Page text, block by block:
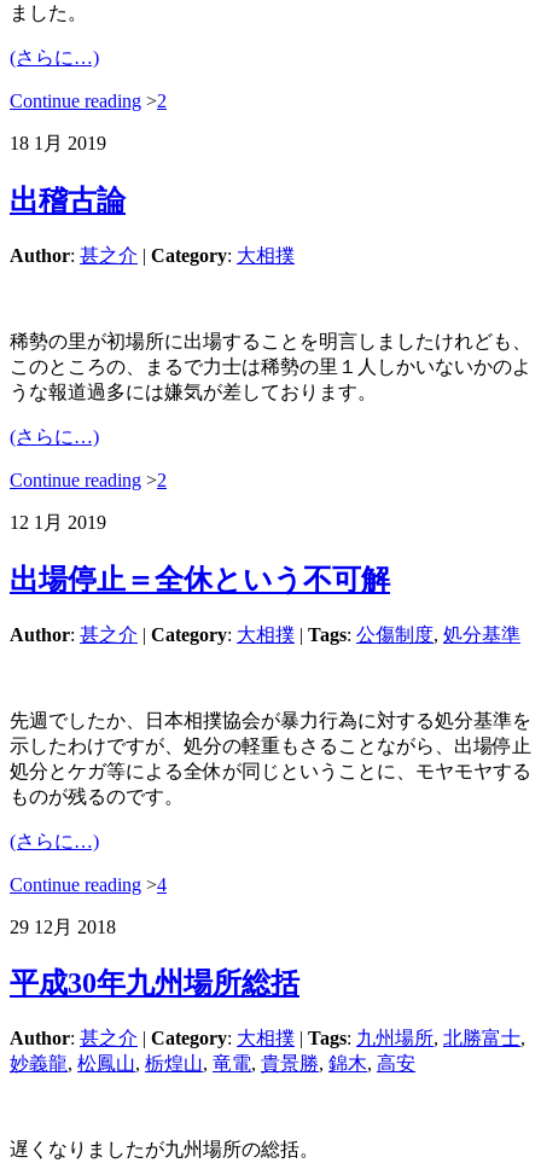
ました。
(さらに…)
Continue reading >2
18 1月 2019
出稽古論
Author: 甚之介 | Category: 大相撲
稀勢の里が初場所に出場することを明言しましたけれども、
このところの、まるで力士は稀勢の里１人しかいないかのよ
うな報道過多には嫌気が差しております。
(さらに…)
Continue reading >2
12 1月 2019
出場停止＝全休という不可解
Author: 甚之介 | Category: 大相撲 | Tags: 公傷制度, 処分基準
先週でしたか、日本相撲協会が暴力行為に対する処分基準を
示したわけですが、処分の軽重もさることながら、出場停止
処分とケガ等による全休が同じということに、モヤモヤする
ものが残るのです。
(さらに…)
Continue reading >4
29 12月 2018
平成30年九州場所総括
Author: 甚之介 | Category: 大相撲 | Tags: 九州場所, 北勝富士,
妙義龍, 松鳳山, 栃煌山, 竜電, 貴景勝, 錦木, 高安
遅くなりましたが九州場所の総括。